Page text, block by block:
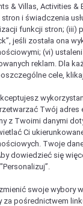
& Villas, Activities &
stron i świadczenia
funkcji stron; (iii)
jeśli została ona
(vi)
reklam. Dla
cele,
Twój adres
z Twoimi danymi
Ci
Twoje
dowiedzieć się
swoje wybory
za pośrednictwem